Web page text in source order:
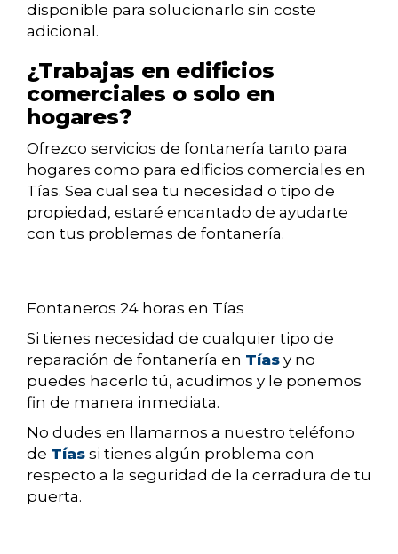
disponible para solucionarlo sin coste
adicional.
¿Trabajas en edificios
comerciales o solo en
hogares?
Ofrezco servicios de fontanería tanto para
hogares como para edificios comerciales en
Tías. Sea cual sea tu necesidad o tipo de
propiedad, estaré encantado de ayudarte
con tus problemas de fontanería.
Fontaneros 24 horas en Tías
Si tienes necesidad de cualquier tipo de
reparación de fontanería en Tías y no
puedes hacerlo tú, acudimos y le ponemos
fin de manera inmediata.
No dudes en llamarnos a nuestro teléfono
de Tías si tienes algún problema con
respecto a la seguridad de la cerradura de tu
puerta.